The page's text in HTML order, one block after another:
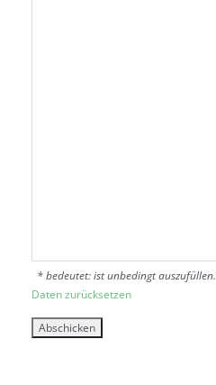
* bedeutet: ist unbedingt auszufüllen.
Daten zurücksetzen